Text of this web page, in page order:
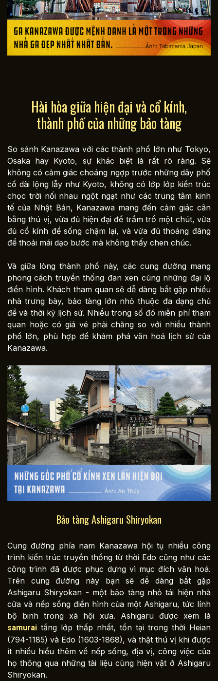
Hài hòa giữa hiện đại và cổ kính,
thành phố của những bảo tàng
So sánh Kanazawa với các thành phố lớn như Tokyo,
Osaka hay Kyoto, sự khác biệt là rất rõ ràng. Sẽ
không có cảm giác choáng ngợp trước những dãy phố
cổ dài lộng lẫy như Kyoto, không có lớp lớp kiến trúc
chọc trời nối nhau ngột ngạt như các trung tâm kinh
tế của Nhật Bản, Kanazawa mang đến cảm giác cân
bằng thú vị, vừa đủ hiện đại để trầm trồ một chút, vừa
đủ cổ kính để sống chậm lại, và vừa đủ thoáng đãng
để thoải mái dạo bước mà không thấy chen chúc.
Và giữa lòng thành phố này, các cung đường mang
phong cách truyền thống đan xen cùng những đại lộ
điển hình. Khách tham quan sẽ dễ dàng bắt gặp nhiều
nhà trưng bày, bảo tàng lớn nhỏ thuộc đa dạng chủ
đề và thời kỳ lịch sử. Nhiều trong số đó miễn phí tham
quan hoặc có giá vé phải chăng so với nhiều thành
phố lớn, phù hợp để khám phá văn hoá lịch sử của
Kanazawa.
Bảo tàng Ashigaru Shiryokan
Cung đường phía nam Kanazawa hội tụ nhiều công
trình kiến trúc truyền thống từ thời Edo cũng như các
công trình đã được phục dựng vì mục đích văn hoá.
Trên cung đường này bạn sẽ dễ dàng bắt gặp
Ashigaru Shiryokan - một bảo tàng nhỏ tái hiện nhà
cửa và nếp sống điển hình của một Ashigaru, tức lính
bộ binh trong xã hội xưa. Ashigaru được xem là
samurai tầng lớp thấp nhất, tồn tại trong thời Heian
(794-1185) và Edo (1603-1868), và thật thú vị khi được
ít nhiều hiểu thêm về nếp sống, địa vị, công việc của
họ thông qua những tài liệu cùng hiện vật ở Ashigaru
Shiryokan.